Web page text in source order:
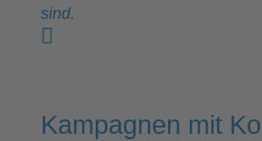
sind.
Kampagnen mit